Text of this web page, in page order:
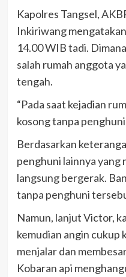
Kapolres Tangsel,
Inkiriwang
14.00 WIB tadi.
salah rumah anggota
tengah.
“Pada saat kejadian
kosong tanpa
Berdasarkan
penghuni lainnya yang
langsung bergerak.
tanpa penghuni
Namun, lanjut Victor,
kemudian angin cukup
menjalar dan
Kobaran api